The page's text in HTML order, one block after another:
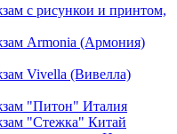
с рисункои и принтом,
Armonia (Армония)
Vivella (Вивелла)
"Питон" Италия
"Стежка" Китай